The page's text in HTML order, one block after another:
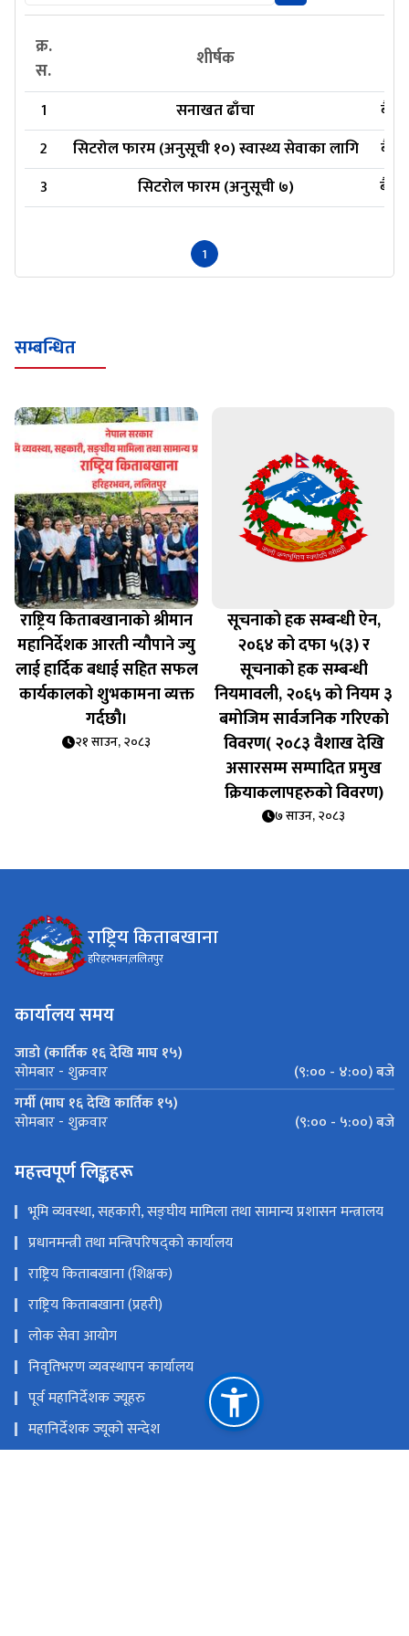
क्र.
स.
शीर्षक
1 सनाखत ढाँचा
2
सिटरोल फारम (अनुसूची १०) स्वास्थ्य सेवाका लागि
3
सिटरोल फारम (अनुसूची ७)
1
सम्बन्धित
राष्ट्रिय किताबखानाको श्रीमान
महानिर्देशक आरती न्यौपाने ज्यु
लाई हार्दिक बधाई सहित सफल
कार्यकालको शुभकामना व्यक्त
गर्दछौ।
२१ साउन, २०८३
सूचनाको हक सम्बन्धी ऐन,
२०६४ को दफा ५(३) र
सूचनाको हक सम्बन्धी
नियमावली, २०६५ को नियम ३
बमोजिम सार्वजनिक गरिएको
विवरण( २०८३ वैशाख देखि
असारसम्म सम्पादित प्रमुख
क्रियाकलापहरुको विवरण)
७ साउन, २०८३
राष्ट्रिय किताबखाना
हरिहरभवन,ललितपुर
कार्यालय समय
जाडो (कार्तिक १६ देखि माघ १५)
सोमबार - शुक्रवार
(९:०० - ४:००) बजे
गर्मी (माघ १६ देखि कार्तिक १५)
सोमबार - शुक्रवार (९:०० - ५:००) बजे
महत्त्वपूर्ण लिङ्कहरू
भूमि व्यवस्था, सहकारी, सङ्‍घीय मामिला तथा सामान्य प्रशासन मन्त्रालय
प्रधानमन्त्री तथा मन्त्रिपरिषद्को कार्यालय
राष्ट्रिय किताबखाना (शिक्षक)
राष्ट्रिय किताबखाना (प्रहरी)
लोक सेवा आयोग
निवृतिभरण व्यवस्थापन कार्यालय
पूर्व महानिर्देशक ज्यूहरु
महानिर्देशक ज्यूको सन्देश